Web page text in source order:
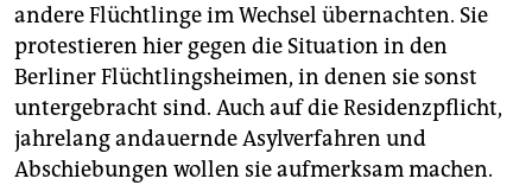
andere Flüchtlinge im Wechsel übernachten. Sie
protestieren hier gegen die Situation in den
Berliner Flüchtlingsheimen, in denen sie sonst
untergebracht sind. Auch auf die Residenzpflicht,
jahrelang andauernde Asylverfahren und
Abschiebungen wollen sie aufmerksam machen.